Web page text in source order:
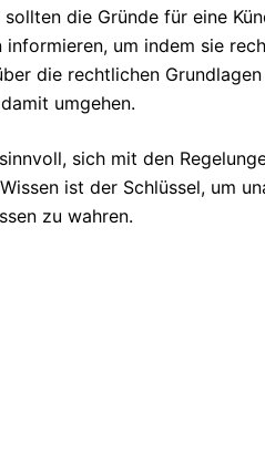
die Gründe für eine
um indem sie
die rechtlichen
umgehen.
sich mit den
ist der Schlüssel, um
zu wahren.